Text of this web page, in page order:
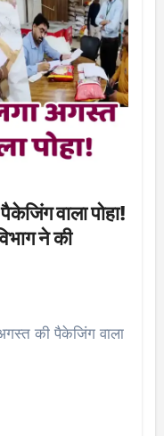
वाला पोहा!
ने की